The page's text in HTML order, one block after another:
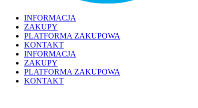
INFORMACJA
ZAKUPY
PLATFORMA ZAKUPOWA
KONTAKT
INFORMACJA
ZAKUPY
PLATFORMA ZAKUPOWA
KONTAKT